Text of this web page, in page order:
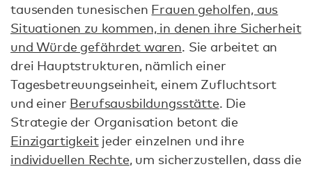
tausenden tunesischen Frauen geholfen, aus
Situationen zu kommen, in denen ihre Sicherheit
und Würde gefährdet waren. Sie arbeitet an
drei Hauptstrukturen, nämlich einer
Tagesbetreuungseinheit, einem Zufluchtsort
und einer Berufsausbildungsstätte. Die
Strategie der Organisation betont die
Einzigartigkeitjeder einzelnen und ihre
individuellen Rechte, um sicherzustellen, dass die